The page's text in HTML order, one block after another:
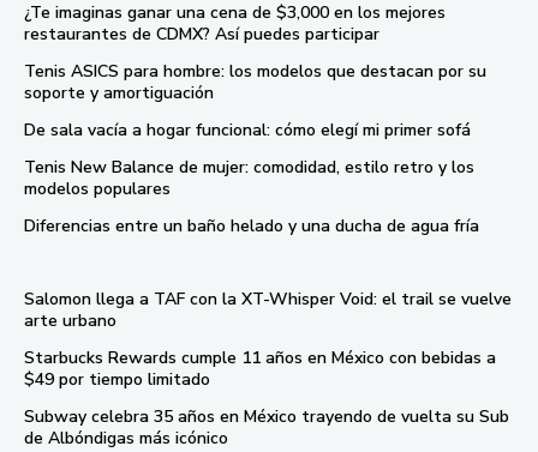
¿Te imaginas ganar una cena de $3,000 en los mejores
restaurantes de CDMX? Así puedes participar
Tenis ASICS para hombre: los modelos que destacan por su
soporte y amortiguación
De sala vacía a hogar funcional: cómo elegí mi primer sofá
Tenis New Balance de mujer: comodidad, estilo retro y los
modelos populares
Diferencias entre un baño helado y una ducha de agua fría
Salomon llega a TAF con la XT-Whisper Void: el trail se vuelve
arte urbano
Starbucks Rewards cumple 11 años en México con bebidas a
$49 por tiempo limitado
Subway celebra 35 años en México trayendo de vuelta su Sub
de Albóndigas más icónico